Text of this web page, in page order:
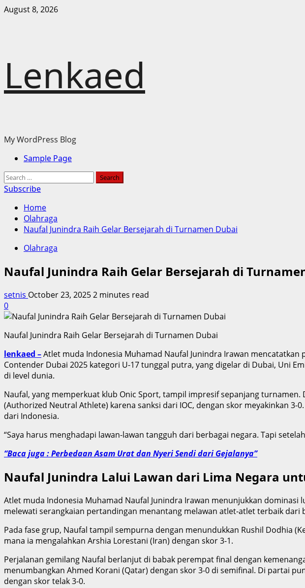
Skip
August 8, 2026
Lenkaed
My WordPress Blog
PrimarySample Page
Search
for:
Subscribe
Home
Olahraga
Naufal Junindra Raih Gelar Bersejarah di Turnamen Dubai
Olahraga
Naufal Junindra Raih Gelar Bersejarah di
setnis October 23, 20252 minutes read
0
Naufal Junindra Raih Gelar Bersejarah di Turnamen Dubai
lenkaed –Atlet muda Indonesia Muhamad Naufal Junindra Irawan
Contender Dubai 2025 kategori U-17 tunggal putra, yang digelar di Dubai, Uni
di level dunia.
Naufal, yang memperkuat klub Onic Sport, tampil impresif sepanjang
(Authorized Neutral Athlete) karena sanksi dari IOC, dengan skor meyakinkan
dari Indonesia.
“Saya harus menghadapi lawan-lawan tangguh dari berbagai negara. Tapi
“Baca juga : Perbedaan Asam Urat dan Nyeri Sendi dari Gejalanya”
Naufal Junindra Lalui Lawan dari Lima Negara
Atlet muda Indonesia Muhamad Naufal Junindra Irawan menunjukkan
melewati serangkaian pertandingan menantang melawan atlet-atlet terbaik dari
Pada fase grup, Naufal tampil sempurna dengan menundukkan Rushil Dodhia
mana ia mengalahkan Arshia Lorestani (Iran) dengan skor 3-1.
Perjalanan gemilang Naufal berlanjut di babak perempat final dengan
menumbangkan Ahmed Korani (Qatar) dengan skor 3-0 di semifinal. Di partai
dengan skor telak 3-0.